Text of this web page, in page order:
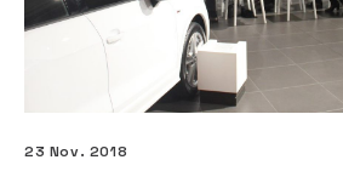
23 Nov. 2018